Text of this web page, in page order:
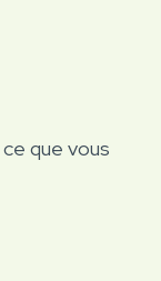
que vous